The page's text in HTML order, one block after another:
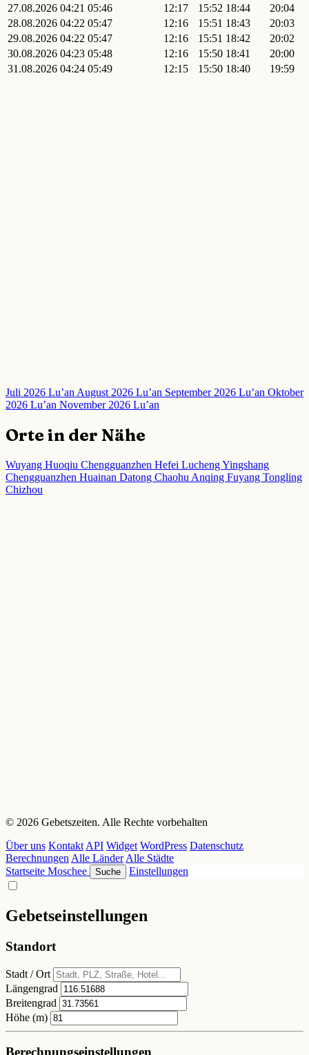
27.08.2026 04:21 05:46 12:17 15:52 18:44
20:04
28.08.2026 04:22 05:47 12:16 15:51 18:43
20:03
29.08.2026 04:22 05:47 12:16 15:51 18:42
20:02
30.08.2026 04:23 05:48 12:16 15:50 18:41
20:00
31.08.2026 04:24 05:49 12:15 15:50 18:40 19:59
Juli 2026 Lu’anAugust 2026 Lu’an September 2026 Lu’an Oktober
2026 Lu’an November 2026 Lu’an
Orte in der Nähe
Wuyang Huoqiu Chengguanzhen Hefei LuchengYingshang
Chengguanzhen Huainan Datong Chaohu Anqing Fuyang Tongling
Chizhou
© 2026 Gebetszeiten. Alle Rechte vorbehalten
Über uns Kontakt API Widget WordPress Datenschutz
Berechnungen Alle Länder Alle Städte
Startseite Moschee Suche Einstellungen
Gebetseinstellungen
Standort
Stadt / Ort
Längengrad
Breitengrad
Höhe (m)